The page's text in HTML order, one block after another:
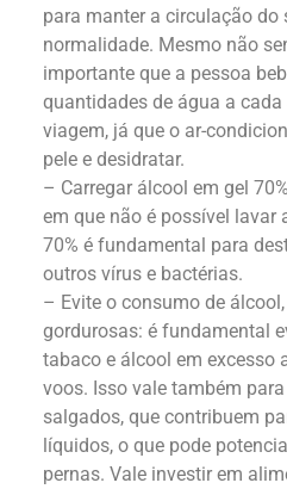
para manter a circulação do
normalidade. Mesmo não
importante que a pessoa
quantidades de água a
viagem, já que o ar-
pele e desidratar.
– Carregar álcool em gel
em que não é possível lavar
70% é fundamental para
outros vírus e bactérias.
– Evite o consumo de
gordurosas: é fundamental
tabaco e álcool em excesso
voos. Isso vale também
salgados, que contribuem
líquidos, o que pode
pernas. Vale investir em